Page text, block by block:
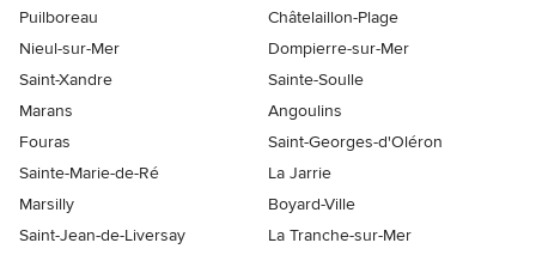
Puilboreau
Châtelaillon-Plage
Nieul-sur-Mer
Dompierre-sur-Mer
Saint-Xandre
Sainte-Soulle
Marans
Angoulins
Fouras
Saint-Georges-d'Oléron
Sainte-Marie-de-Ré
La Jarrie
Marsilly
Boyard-Ville
Saint-Jean-de-Liversay
La Tranche-sur-Mer